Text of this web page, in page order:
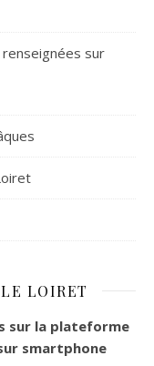
sur
LOIRET
sur la plateforme
smartphone